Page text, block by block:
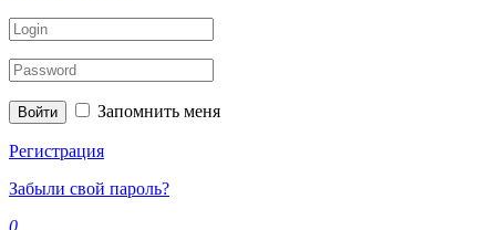
Войти Запомнить меня
Регистрация
Забыли свой пароль?
0